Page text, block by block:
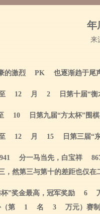
年
来
的激烈 PK 也逐渐趋于尾
12 月 2 日第十届“
10 日第九届“方太杯”围
12 月 15 日第三届“
941 分一马当先，白宝祥
，然第三与第十的差距也仅
”奖金最高，冠军奖励 6
第
1 名 3 万元）赛